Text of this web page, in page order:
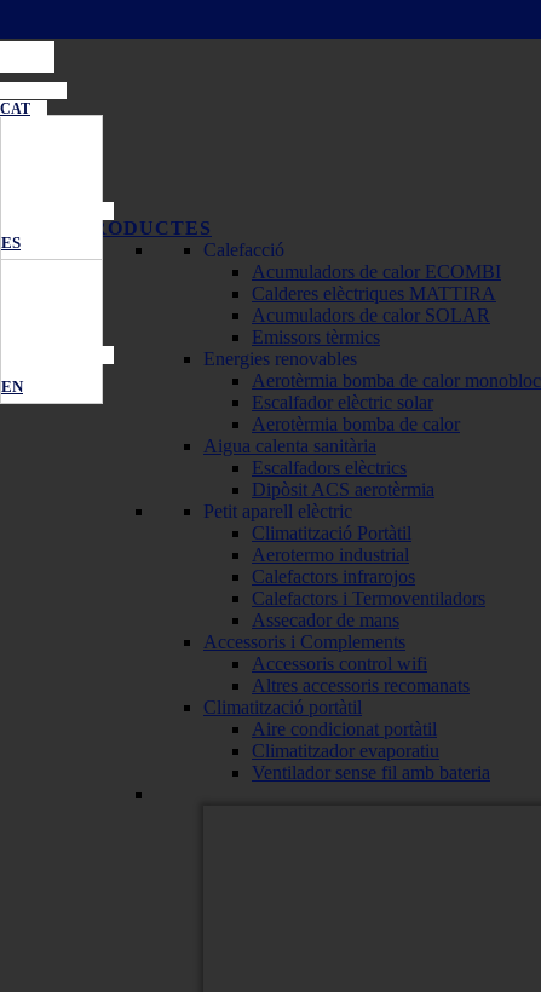
CAT
ES
EN
PRODUCTES
Calefacció
Acumuladors de calor ECOMBI
Calderes elèctriques MATTIRA
Acumuladors de calor SOLAR
Emissors tèrmics
Energies renovables
Aerotèrmia bomba de calor monobloc
Escalfador elèctric solar
Aerotèrmia bomba de calor
Aigua calenta sanitària
Escalfadors elèctrics
Dipòsit ACS aerotèrmia
Petit aparell elèctric
Climatització Portàtil
Aerotermo industrial
Calefactors infrarojos
Calefactors i Termoventiladors
Assecador de mans
Accessoris i Complements
Accessoris control wifi
Altres accessoris recomanats
Climatització portàtil
Aire condicionat portàtil
Climatitzador evaporatiu
Ventilador sense fil amb bateria